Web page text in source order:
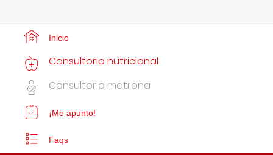
Inicio
Consultorio nutricional
Consultorio matrona
¡Me apunto!
Faqs